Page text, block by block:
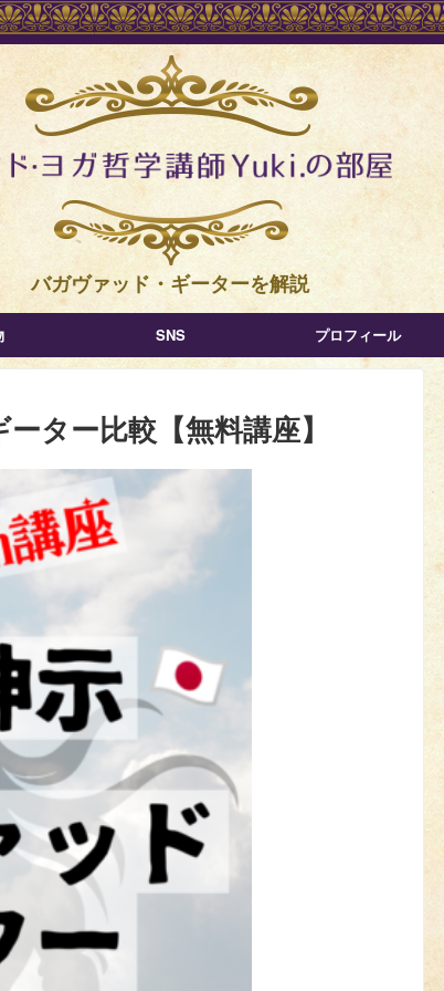
バガヴァッド・ギーターを解説
SNS プロフィール
ター比較【無料講座】